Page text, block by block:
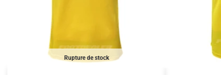
Rupture de stock